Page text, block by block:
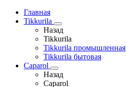
Главная
Tikkurila
Назад
Tikkurila
Tikkurila промышленная
Tikkurila бытовая
Caparol
Назад
Caparol